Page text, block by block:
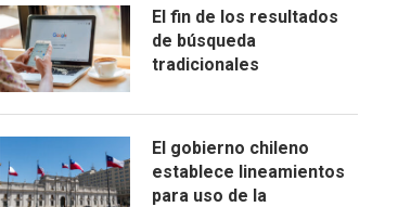
El fin de los resultados
de búsqueda
tradicionales
El gobierno chileno
establece lineamientos
para uso de la